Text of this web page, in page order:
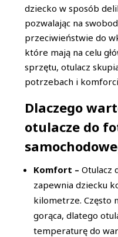
dziecko w sposób
pozwalając na
przeciwieństwie do
które mają na celu
sprzętu, otulacz
potrzebach i
Dlaczego
otulacze do
Komfort –Otulacz
zapewnia dziecku
kilometrze. Często
gorąca, dlatego
temperaturę do